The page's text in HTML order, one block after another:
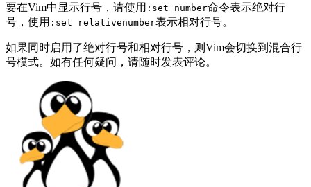
要在Vim中显示行号，请使用 :set number命令表示绝对行
号，使用 :set relativenumber表示相对行号。
如果同时启用了绝对行号和相对行号，则Vim会切换到混合行
号模式。如有任何疑问，请随时发表评论。